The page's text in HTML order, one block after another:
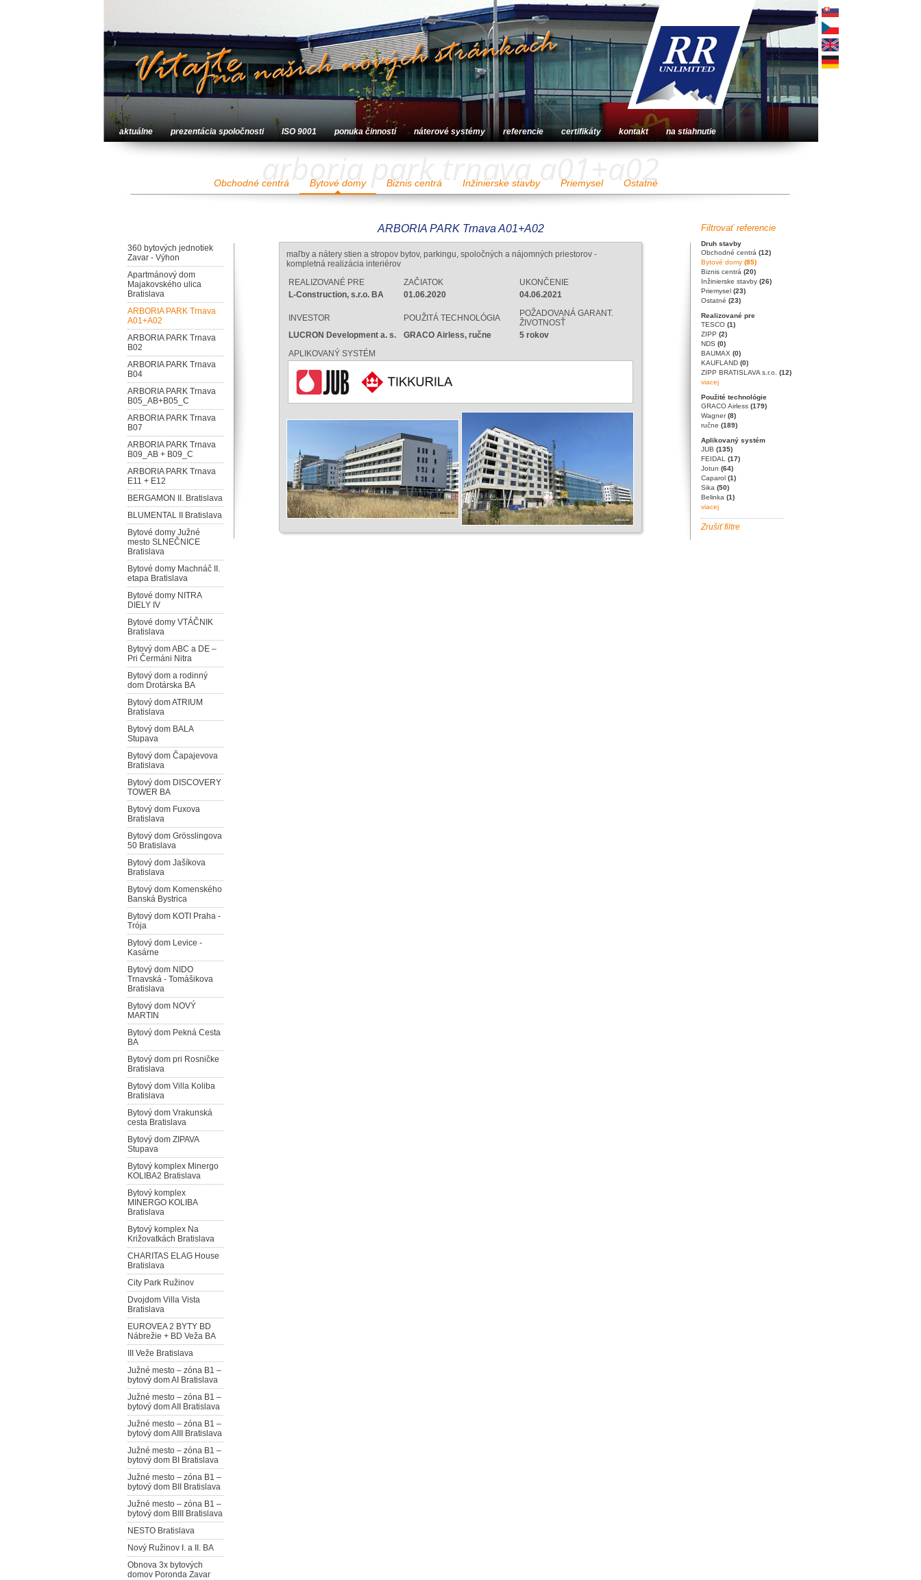
aktuálne prezentácia spoločnosti ISO 9001 ponuka činností náterové systémy referencie certifikáty kontakt na stiahnutie
Obchodné centrá Bytové domy Biznis centrá Inžinierske stavby Priemysel Ostatné
arboria park trnava a01+a02
360 bytových jednotiek
Zavar - Výhon
Apartmánový dom
Majakovského ulica
Bratislava
ARBORIA PARK Trnava
A01+A02
ARBORIA PARK Trnava
B02
ARBORIA PARK Trnava
B04
ARBORIA PARK Trnava
B05_AB+B05_C
ARBORIA PARK Trnava
B07
ARBORIA PARK Trnava
B09_AB + B09_C
ARBORIA PARK Trnava
E11 + E12
BERGAMON II. Bratislava
BLUMENTAL II Bratislava
Bytové domy Južné
mesto SLNEČNICE
Bratislava
Bytové domy Machnáč II.
etapa Bratislava
Bytové domy NITRA
DIELY IV
Bytové domy VTÁČNIK
Bratislava
Bytový dom ABC a DE –
Pri Čermáni Nitra
Bytový dom a rodinný
dom Drotárska BA
Bytový dom ATRIUM
Bratislava
Bytový dom BALA
Stupava
Bytový dom Čapajevova
Bratislava
Bytový dom DISCOVERY
TOWER BA
Bytový dom Fuxova
Bratislava
Bytový dom Grösslingova
50 Bratislava
Bytový dom Jašíkova
Bratislava
Bytový dom Komenského
Banská Bystrica
Bytový dom KOTI Praha -
Trója
Bytový dom Levice -
Kasárne
Bytový dom NIDO
Trnavská - Tomášikova
Bratislava
Bytový dom NOVÝ
MARTIN
Bytový dom Pekná Cesta
BA
Bytový dom pri Rosničke
Bratislava
Bytový dom Villa Koliba
Bratislava
Bytový dom Vrakunská
cesta Bratislava
Bytový dom ZIPAVA
Stupava
Bytový komplex Minergo
KOLIBA2 Bratislava
Bytový komplex
MINERGO KOLIBA
Bratislava
Bytový komplex Na
Križovatkách Bratislava
CHARITAS ELAG House
Bratislava
City Park Ružinov
Dvojdom Villa Vista
Bratislava
EUROVEA 2 BYTY BD
Nábrežie + BD Veža BA
III Veže Bratislava
Južné mesto – zóna B1 –
bytový dom AI Bratislava
Južné mesto – zóna B1 –
bytový dom AII Bratislava
Južné mesto – zóna B1 –
bytový dom AIII Bratislava
Južné mesto – zóna B1 –
bytový dom BI Bratislava
Južné mesto – zóna B1 –
bytový dom BII Bratislava
Južné mesto – zóna B1 –
bytový dom BIII Bratislava
NESTO Bratislava
Nový Ružinov I. a II. BA
Obnova 3x bytových
domov Poronda Zavar
Filtrovať referencie
Druh stavby
Obchodné centrá (12)
Bytové domy (85)
Biznis centrá (20)
Inžinierske stavby (26)
Priemysel (23)
Ostatné (23)
Realizované pre
TESCO (1)
ZIPP (2)
NDS (0)
BAUMAX (0)
KAUFLAND (0)
ZIPP BRATISLAVA s.r.o. (12)
viacej
Použité technológie
GRACO Airless (179)
Wagner(8)
ručne (189)
Aplikovaný systém
JUB (135)
FEIDAL (17)
Jotun (64)
Caparol (1)
Sika (50)
Belinka (1)
viacej
Zrušiť filtre
ARBORIA PARK Trnava A01+A02
maľby a nátery stien a stropov bytov, parkingu, spoločných a nájomných priestorov -
kompletná realizácia interiérov
REALIZOVANÉ PRE
ZAČIATOK
UKONČENIE
L-Construction, s.r.o. BA
01.06.2020 04.06.2021
INVESTOR POUŽITÁ TECHNOLÓGIA
POŽADOVANÁ GARANT.
ŽIVOTNOSŤ
LUCRON Development a. s.
GRACO Airless, ručne
5 rokov
APLIKOVANÝ SYSTÉM